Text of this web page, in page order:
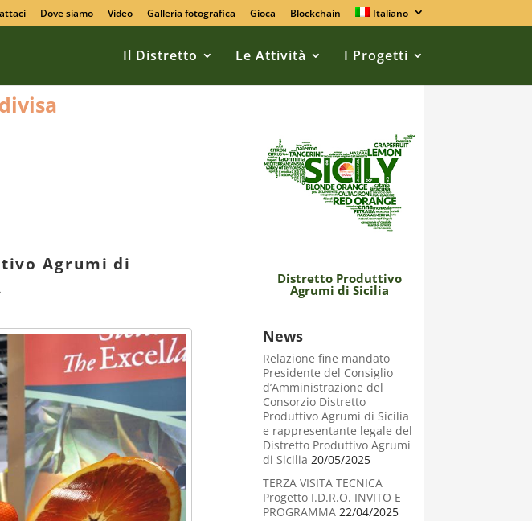
Dove siamo Video Galleria fotografica Gioca Blockchain Italiano
Il Distretto Le Attività I Progetti
Agrumi di
Distretto Produttivo
Agrumi di Sicilia
News
Relazione fine mandato
Presidente del Consiglio
d’Amministrazione del
Consorzio Distretto
Produttivo Agrumi di Sicilia
e rappresentante legale del
Distretto Produttivo Agrumi
di Sicilia 20/05/2025
TERZA VISITA TECNICA
Progetto I.D.R.O. INVITO E
PROGRAMMA 22/04/2025